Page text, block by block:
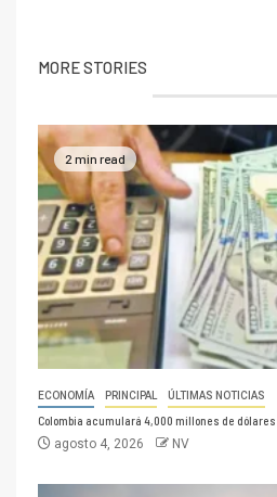
MORE STORIES
2 min read
ECONOMÍA PRINCIPAL ÚLTIMAS NOTICIAS
Colombia acumulará 4,000 millones de
agosto 4, 2026 NV